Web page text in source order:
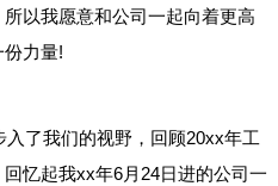
以我愿意和公司一起向着更高
力量!
了我们的视野，回顾20xx年工
忆起我xx年6月24日进的公司一